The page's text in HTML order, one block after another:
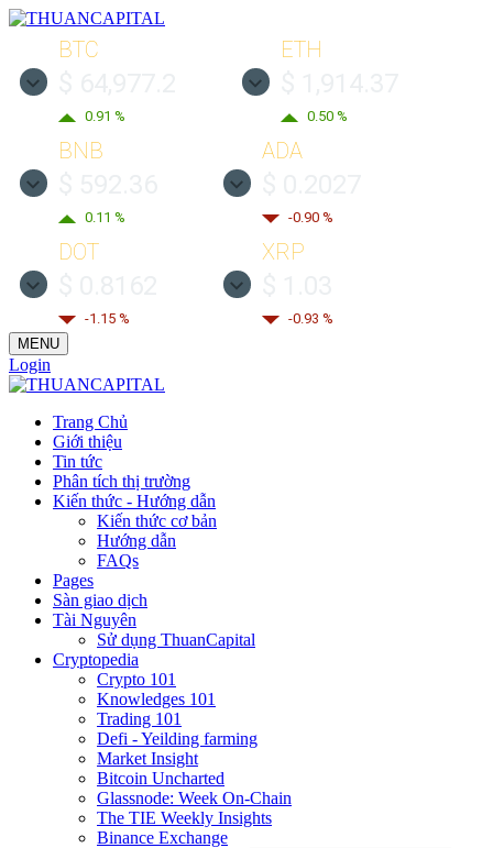
BTC
0.91 %
ETH
0.50 %
BNB
0.11 %
ADA
-0.90 %
DOT
-1.15 %
XRP
-0.93 %
MENU
Login
Trang Chủ
Giới thiệu
Tin tức
Phân tích thị trường
Kiến thức - Hướng dẫn
Kiến thức cơ bản
Hướng dẫn
FAQs
Pages
Sàn giao dịch
Tài Nguyên
Sử dụng ThuanCapital
Cryptopedia
Crypto 101
Knowledges 101
Trading 101
Defi - Yeilding farming
Market Insight
Bitcoin Uncharted
Glassnode: Week On-Chain
The TIE Weekly Insights
Binance Exchange